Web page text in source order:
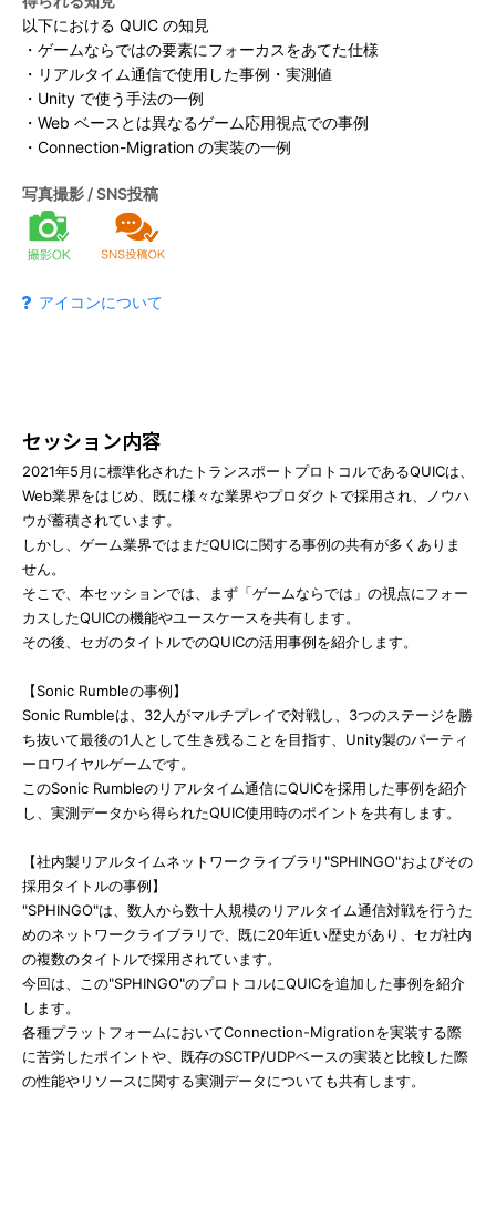
募集要項
セッション一覧
スポンサーリスト
報道関係者様へ / CEDECメディア登録について
取材聴講登録規定 / 取材規定
ニュースレター公式X公式YouTube
よくあるご質問
お問い合わせ
以下における QUIC の知見
・ゲームならではの要素にフォーカスをあてた仕様
・リアルタイム通信で使用した事例・実測値
・Unity で使う手法の一例
・Web ベースとは異なるゲーム応用視点での事例
・Connection-Migration の実装の一例
写真撮影 / SNS投稿
アイコンについて
セッション内容
2021年5月に標準化されたトランスポートプロトコルであるQUICは、
Web業界をはじめ、既に様々な業界やプロダクトで採用され、ノウハ
ウが蓄積されています。
しかし、ゲーム業界ではまだQUICに関する事例の共有が多くありま
せん。
そこで、本セッションでは、まず「ゲームならでは」の視点にフォー
カスしたQUICの機能やユースケースを共有します。
その後、セガのタイトルでのQUICの活用事例を紹介します。
【Sonic Rumbleの事例】
Sonic Rumbleは、32人がマルチプレイで対戦し、3つのステージを勝
ち抜いて最後の1人として生き残ることを目指す、Unity製のパーティ
ーロワイヤルゲームです。
このSonic Rumbleのリアルタイム通信にQUICを採用した事例を紹介
し、実測データから得られたQUIC使用時のポイントを共有します。
【社内製リアルタイムネットワークライブラリ"SPHINGO"およびその
採用タイトルの事例】
"SPHINGO"は、数人から数十人規模のリアルタイム通信対戦を行うた
めのネットワークライブラリで、既に20年近い歴史があり、セガ社内
の複数のタイトルで採用されています。
今回は、この"SPHINGO"のプロトコルにQUICを追加した事例を紹介
します。
各種プラットフォームにおいてConnection-Migrationを実装する際
に苦労したポイントや、既存のSCTP/UDPベースの実装と比較した際
の性能やリソースに関する実測データについても共有します。